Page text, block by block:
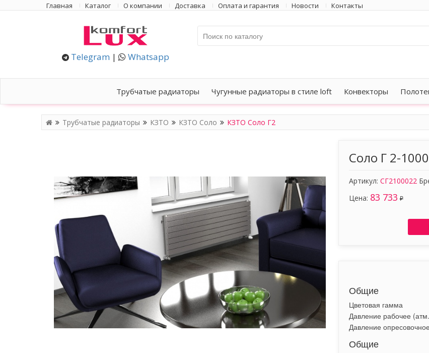
Главная Каталог О компании Доставка Оплата и гарантия Новости Контакты
Telegram | Whatsapp
Трубчатые радиаторы Чугунные радиаторы в стиле loft Конвекторы
Трубчатые радиаторы КЗТО КЗТО Соло КЗТО Соло Г2
Соло Г 2-
Артикул: СГ2100022
Цена: 83 733 ₽
Общие
Цветовая гамма
Давление рабочее
Давление
Общие